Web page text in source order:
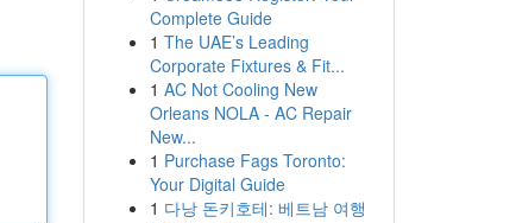
Complete Guide
1 The UAE’s Leading
Corporate Fixtures & Fit...
1 AC Not Cooling New
Orleans NOLA - AC Repair
New...
1 Purchase Fags Toronto:
Your Digital Guide
1 다낭 돈키호테: 베트남 여행